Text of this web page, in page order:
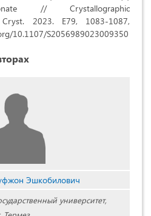
// Crystallographic
2023. E79, 1083-1087,
10.1107/S2056989023009350
Эшкобилович
университет,